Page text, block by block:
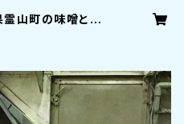
山町の味噌と醤